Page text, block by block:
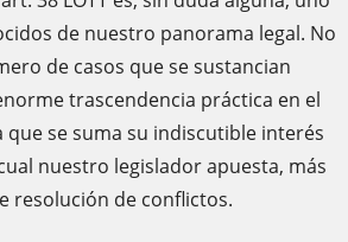
de nuestro panorama legal. No
de casos que se sustancian
trascendencia práctica en el
se suma su indiscutible interés
nuestro legislador apuesta, más
resolución de conflictos.